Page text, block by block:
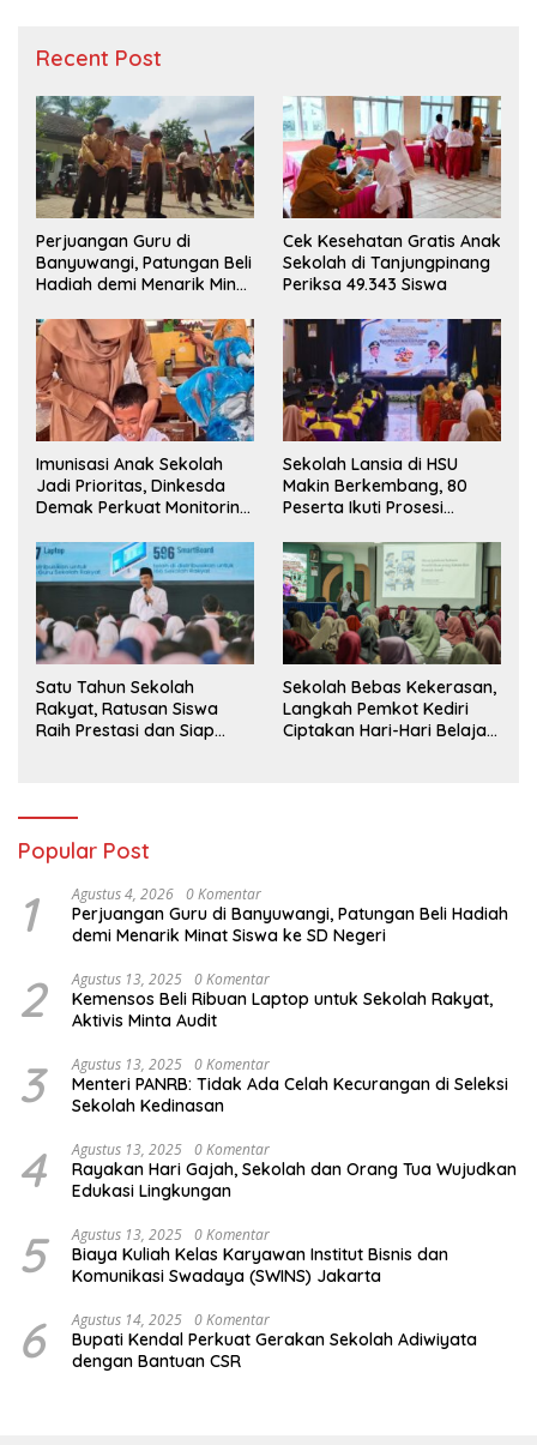
Recent Post
Perjuangan Guru di
Banyuwangi, Patungan Beli
Hadiah demi Menarik Minat
Cek Kesehatan Gratis Anak
Sekolah di Tanjungpinang
Periksa 49.343 Siswa
Imunisasi Anak Sekolah
Jadi Prioritas, Dinkesda
Demak Perkuat Monitoring
Sekolah Lansia di HSU
Makin Berkembang, 80
Peserta Ikuti Prosesi
Satu Tahun Sekolah
Rakyat, Ratusan Siswa
Raih Prestasi dan Siap
Sekolah Bebas Kekerasan,
Langkah Pemkot Kediri
Ciptakan Hari-Hari Belajar
Popular Post
1 Agustus 4, 2026 0 Komentar
Perjuangan Guru di Banyuwangi, Patungan Beli Hadiah
demi Menarik Minat Siswa ke SD Negeri
2 Agustus 13, 2025 0 Komentar
Kemensos Beli Ribuan Laptop untuk Sekolah Rakyat,
Aktivis Minta Audit
3 Agustus 13, 2025 0 Komentar
Menteri PANRB: Tidak Ada Celah Kecurangan di Seleksi
Sekolah Kedinasan
4 Agustus 13, 2025 0 Komentar
Rayakan Hari Gajah, Sekolah dan Orang Tua Wujudkan
Edukasi Lingkungan
5 Agustus 13, 2025 0 Komentar
Biaya Kuliah Kelas Karyawan Institut Bisnis dan
Komunikasi Swadaya (SWINS) Jakarta
6 Agustus 14, 2025 0 Komentar
Bupati Kendal Perkuat Gerakan Sekolah Adiwiyata
dengan Bantuan CSR